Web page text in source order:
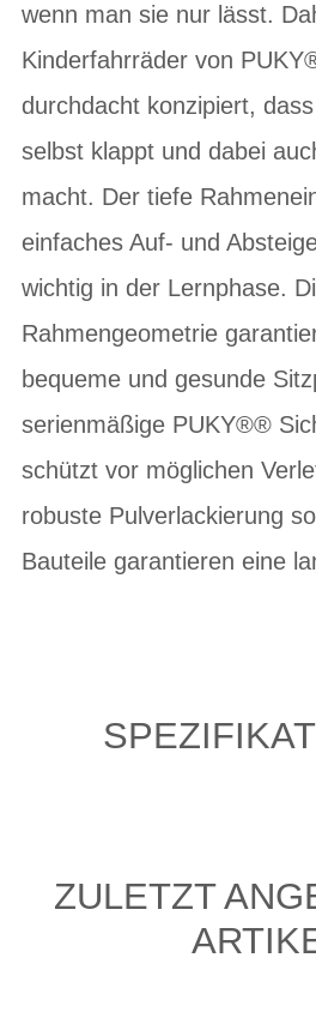
wenn man sie nur lässt.
Kinderfahrräder von
durchdacht konzipiert,
selbst klappt und dabei
macht. Der tiefe
einfaches Auf- und
wichtig in der Lernphase.
Rahmengeometrie
bequeme und gesunde
serienmäßige PUKY®®
schützt vor möglichen
robuste Pulverlackierung
Bauteile garantieren eine
ZULETZT